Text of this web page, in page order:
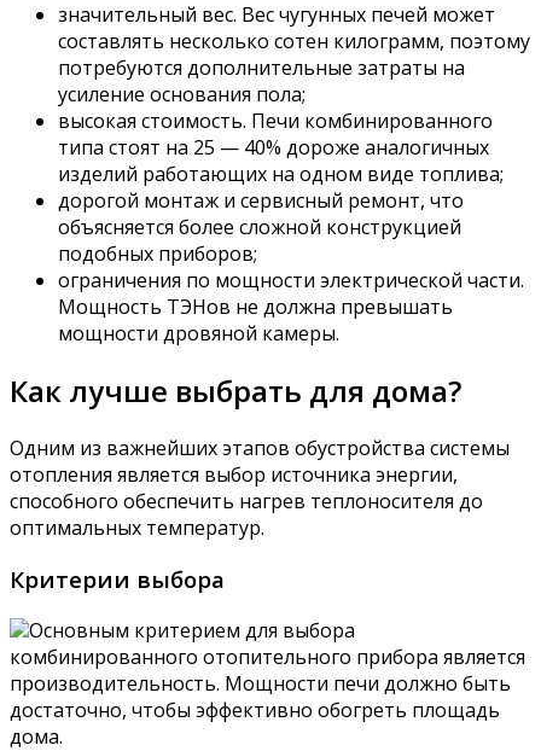
значительный вес. Вес чугунных печей может
составлять несколько сотен килограмм, поэтому
потребуются дополнительные затраты на
усиление основания пола;
высокая стоимость. Печи комбинированного
типа стоят на 25 — 40% дороже аналогичных
изделий работающих на одном виде топлива;
дорогой монтаж и сервисный ремонт, что
объясняется более сложной конструкцией
подобных приборов;
ограничения по мощности электрической части.
Мощность ТЭНов не должна превышать
мощности дровяной камеры.
Как лучше выбрать для дома?
Одним из важнейших этапов обустройства системы
отопления является выбор источника энергии,
способного обеспечить нагрев теплоносителя до
оптимальных температур.
Критерии выбора
Основным критерием для выбора
комбинированного отопительного прибора является
производительность. Мощности печи должно быть
достаточно, чтобы эффективно обогреть площадь
дома.